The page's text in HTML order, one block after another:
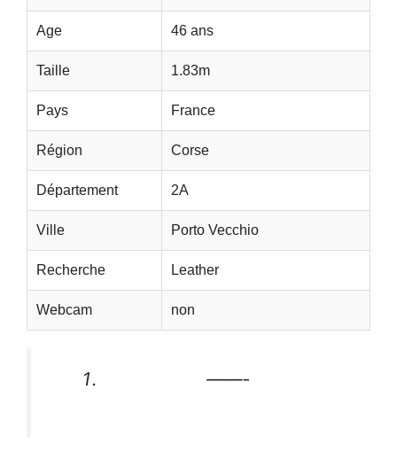
Age 46 ans
Taille 1.83m
Pays France
Région Corse
Département 2A
Ville Porto Vecchio
Recherche Leather
Webcam non
——-